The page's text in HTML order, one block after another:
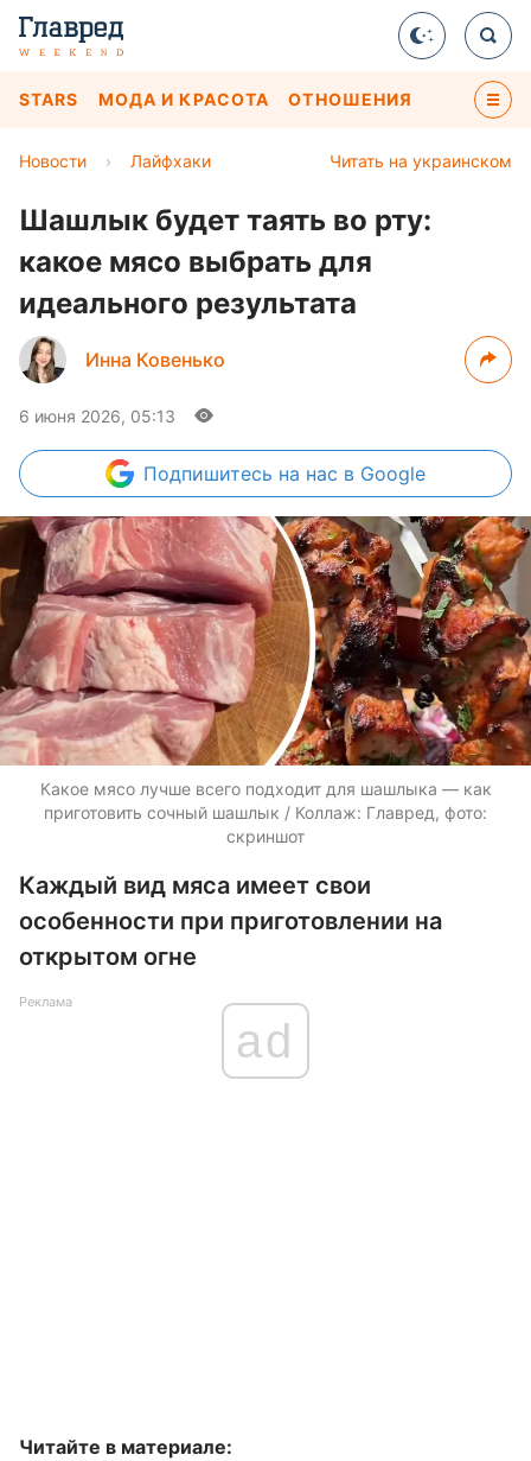
STARS МОДА И КРАСОТА ОТНОШЕНИЯ
Читать на украинском
Новости › Лайфхаки
Шашлык будет таять во рту:
какое мясо выбрать для
идеального результата
Инна Ковенько
6 июня 2026, 05:13
Подпишитесь на нас в Google
Какое мясо лучше всего подходит для шашлыка — как
приготовить сочный шашлык / Коллаж: Главред, фото:
скриншот
Каждый вид мяса имеет свои
особенности при приготовлении на
открытом огне
Реклама
ad
Читайте в материале: